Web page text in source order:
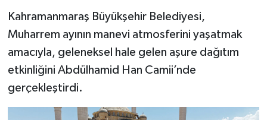
Kahramanmaraş Büyükşehir Belediyesi,
Muharrem ayının manevi atmosferini yaşatmak
amacıyla, geleneksel hale gelen aşure dağıtım
etkinliğini Abdülhamid Han Camii’nde
gerçekleştirdi.
KADIN-AİLE
YEREL YÖNETİM
MEDYA
SEÇİM 2011